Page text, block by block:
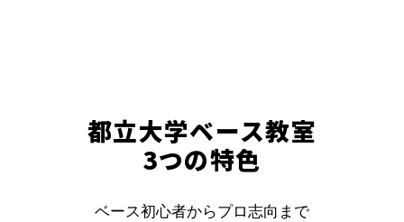
都立大学ベース教室
3つの特色
ベース初心者からプロ志向まで